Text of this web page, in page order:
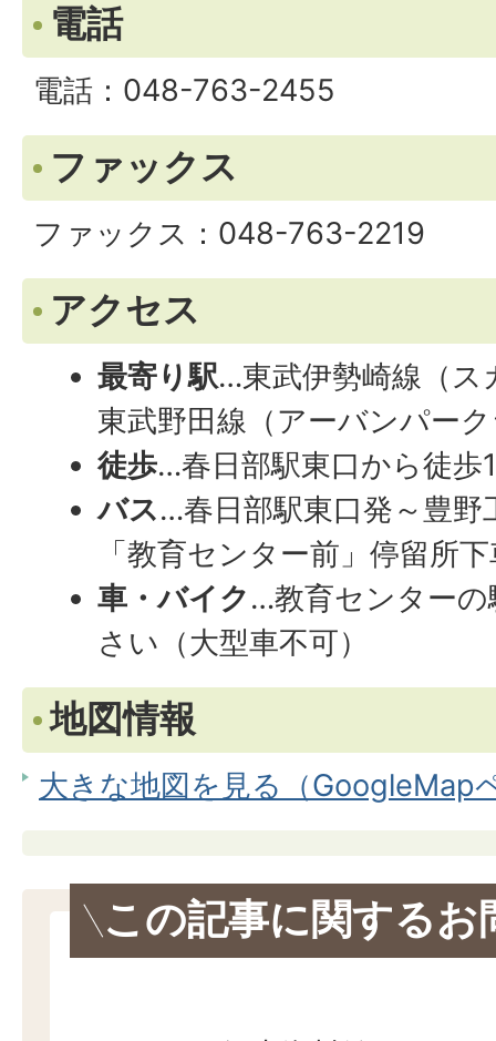
電話
電話：048-763-2455
ファックス
ファックス：048-763-2219
アクセス
最寄り駅…東武伊勢崎線（ス
東武野田線（アーバンパー
徒歩…春日部駅東口から徒歩
バス…春日部駅東口発～豊野
「教育センター前」停留所
車・バイク…教育センター
さい（大型車不可）
地図情報
大きな地図を見る（GoogleMap
この記事に関するお